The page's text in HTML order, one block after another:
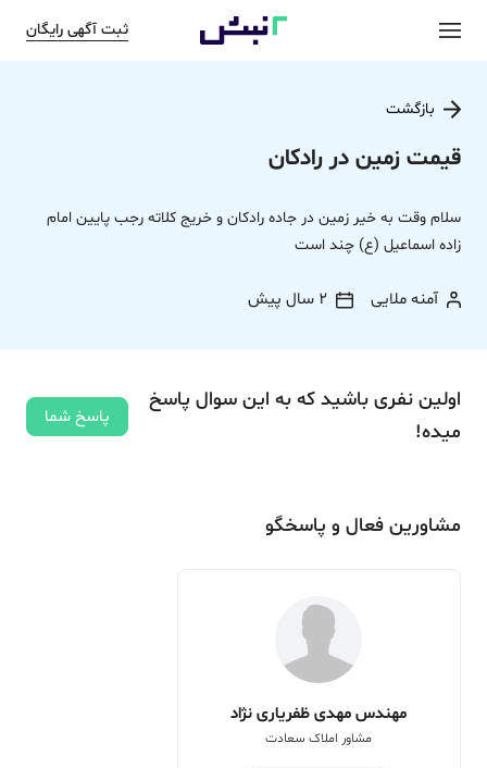
ثبت آگهی رایگان
بازگشت
قیمت زمین در رادکان
سلام وقت به خیر زمین در جاده رادکان و خریج کلاته رجب پایین امام
زاده اسماعیل (ع) چند است
آمنه ملایی 2 سال پیش
اولین نفری باشید که به این سوال پاسخ
میده!
پاسخ شما
مشاورین فعال و پاسخگو
مهندس مهدی ظفریاری نژاد
مشاور املاک سعادت